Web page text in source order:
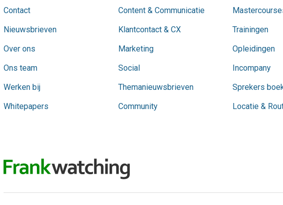
Contact
Nieuwsbrieven
Over ons
Ons team
Werken bij
Whitepapers
Content & Communicatie
Klantcontact & CX
Marketing
Social
Themanieuwsbrieven
Community
Trainingen
Opleidingen
Incompany
Sprekers
Locatie &